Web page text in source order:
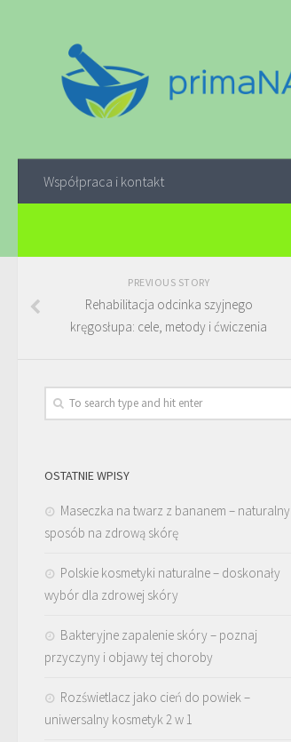
Współpraca i kontakt
PREVIOUS STORY
Rehabilitacja odcinka szyjnego
kręgosłupa: cele, metody i ćwiczenia
OSTATNIE WPISY
Maseczka na twarz z bananem – naturalny
sposób na zdrową skórę
Polskie kosmetyki naturalne – doskonały
wybór dla zdrowej skóry
Bakteryjne zapalenie skóry – poznaj
przyczyny i objawy tej choroby
Rozświetlacz jako cień do powiek –
uniwersalny kosmetyk 2 w 1